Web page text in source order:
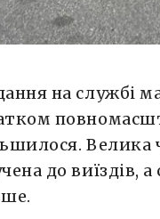
на службі
Велика
до виїздів,